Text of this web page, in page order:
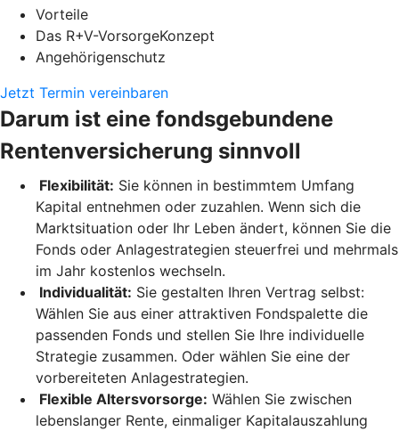
Vorteile
Das R+V-VorsorgeKonzept
Angehörigenschutz
Jetzt Termin vereinbaren
Darum ist eine fondsgebundene
Rentenversicherung sinnvoll
Flexibilität: Sie können in bestimmtem Umfang
Kapital entnehmen oder zuzahlen. Wenn sich die
Marktsituation oder Ihr Leben ändert, können Sie die
Fonds oder Anlagestrategien steuerfrei und mehrmals
im Jahr kostenlos wechseln.
Individualität: Sie gestalten Ihren Vertrag selbst:
Wählen Sie aus einer attraktiven Fondspalette die
passenden Fonds und stellen Sie Ihre individuelle
Strategie zusammen. Oder wählen Sie eine der
vorbereiteten Anlagestrategien.
Flexible Altersvorsorge: Wählen Sie zwischen
lebenslanger Rente, einmaliger Kapitalauszahlung